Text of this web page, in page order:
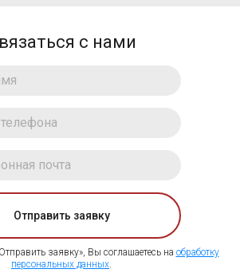
с нами
Отправить заявку
заявку», Вы соглашаетесь на обработку
персональных данных.